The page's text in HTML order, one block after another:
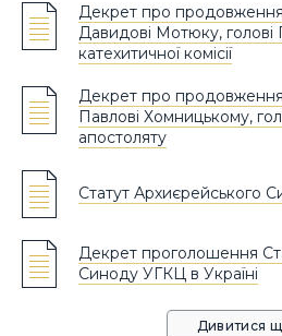
Декрет про
Давидові Мотюку, голові
катехитичної комісії
Декрет про
Павлові Хомницькому,
апостоляту
Статут Архиєрейського
Декрет проголошення
Синоду УГКЦ в Україні
Дивитися